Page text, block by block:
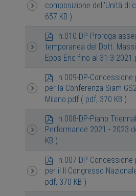
d
f
composizione dell'Unità di
657 KB )
d
f
n.010-DP-Proroga
temporanea del Dott.
Epos Eric fino al 31-3-
d
f
n.009-DP-
per la Conferenza Siam
Milano.pdf ( pdf, 370 KB )
d
f
n.008-DP-Piano
Performance 2021 - 2023
KB )
d
f
n.007-DP-
per il II Congresso
pdf, 370 KB )